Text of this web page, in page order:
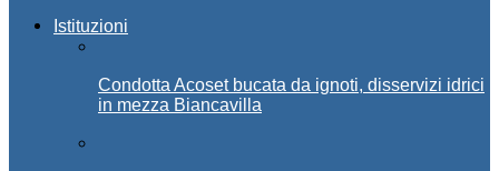
Istituzioni
Condotta Acoset bucata da ignoti, disservizi idrici
in mezza Biancavilla